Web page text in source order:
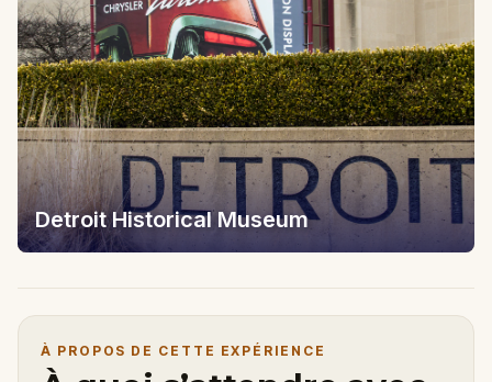
Detroit Historical Museum
À PROPOS DE CETTE EXPÉRIENCE